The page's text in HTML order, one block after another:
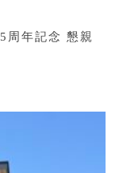
周年記念 懇親